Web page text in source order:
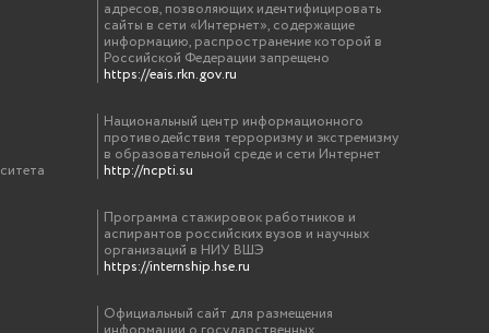
заверенный руководителем ПОО. Досрочный
ПОО.
Участникам необходимо иметь при себе:
и кожных заболеваний; — ксерокопию медицинского
и обувь. Сбор участников смен состоится по адресу:
18 февраля соответственно. Отъезд участников смен
22а в 14:00 16, 23 февраля соответственно.
ГБОУ ВО НГИЭУ Кирилову Максиму
Нормы ГТО
Мастер-класс «Сварка деталей плазменной
адресов, позволяющих идентифицировать
сайты в сети «Интернет», содержащие
информацию, распространение которой в
Российской Федерации запрещено
https://eais.rkn.gov.ru
Национальный центр информационного
противодействия терроризму и экстремизму
в образовательной среде и сети Интернет
http://ncpti.su
Программа стажировок работников и
аспирантов российских вузов и научных
организаций в НИУ ВШЭ
https://internship.hse.ru
Официальный сайт для размещения